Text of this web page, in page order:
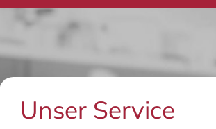
Unser Service